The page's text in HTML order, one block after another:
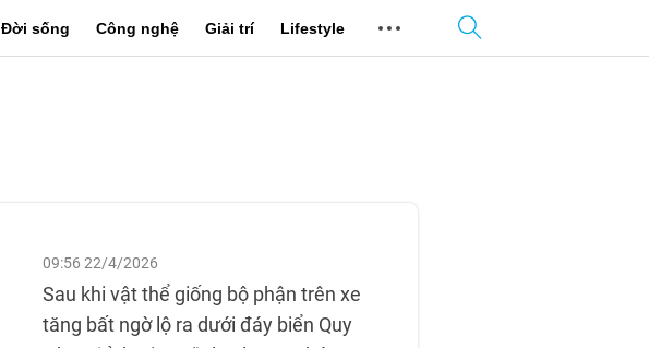
Đời sống Công nghệ Giải trí Lifestyle
09:56 22/4/2026
Sau khi vật thể giống bộ phận trên xe
tăng bất ngờ lộ ra dưới đáy biển Quy